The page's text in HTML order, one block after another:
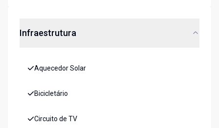
Infraestrutura
Aquecedor Solar
Bicicletário
Circuito de TV